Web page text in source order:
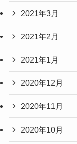
2021年3月
2021年2月
2021年1月
2020年12月
2020年11月
2020年10月